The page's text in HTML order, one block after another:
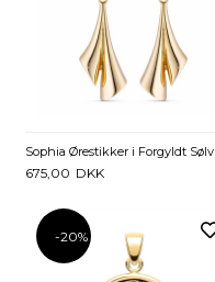
Sophia Ørestikker i Forgyldt Sølv
675,00 DKK
-20%